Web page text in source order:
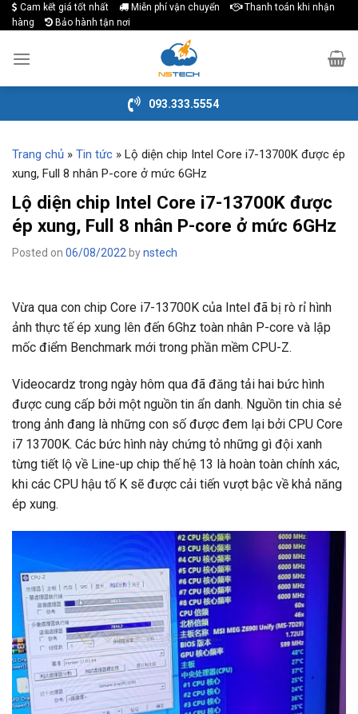
Skip
to
content
Cam kết giá tốt nhất Miễn phí vận chuyển
Thanh toán khi nhận
hàng
Bảo hành tận nơi
093.333.5554
Trang chủ » Tin tức » Lộ diện chip Intel Core i7-13700K được ép
xung, Full 8 nhân P-core ở mức 6GHz
Lộ diện chip Intel Core i7-13700K được
ép xung, Full 8 nhân P-core ở mức 6GHz
Posted on 06/08/2022 bynstech
Vừa qua con chip Core i7-13700K của Intel đã bị rò rỉ hình
ảnh thực tế ép xung lên đến 6Ghz toàn nhân P-core và lập
mốc điểm Benchmark mới trong phần mềm CPU-Z.
Videocardz trong ngày hôm qua đã đăng tải hai bức hình
được cung cấp bởi một nguồn tin ẩn danh. Nguồn tin chia sẻ
trong ảnh đang là những con số được đem lại bởi CPU Core
i7 13700K. Các bức hình này chứng tỏ những gì đội xanh
từng tiết lộ về Line-up chip thế hệ 13 là hoàn toàn chính xác,
khi các CPU hậu tố K sẽ được cải tiến vượt bậc về khả năng
ép xung.